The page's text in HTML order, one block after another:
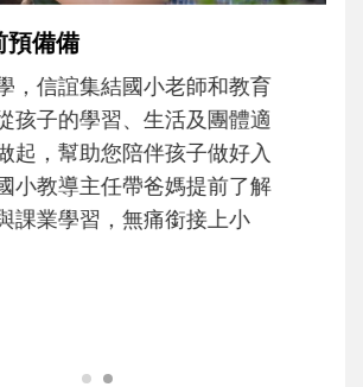
大的那個男人│讀懂父親的
擅長當爸爸！男人總是在一次
」的體驗中，跟著孩子一起長
全感的肢體遊戲，到獨立自
及解決問題的能力養成。爸爸
的模樣，參與孩子每個重要的